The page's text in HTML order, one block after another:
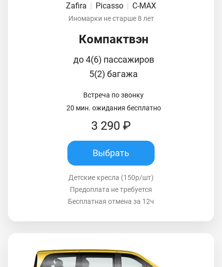
Zafira | Picasso | C-MAX
Иномарки не старше 8 лет
Компактвэн
до 4(6) пассажиров
5(2) багажа
Встреча по звонку
20 мин. ожидания бесплатно
3 290 ₽
Выбрать
Детские кресла (150р/шт)
Предоплата не требуется
Бесплатная отмена за 12ч